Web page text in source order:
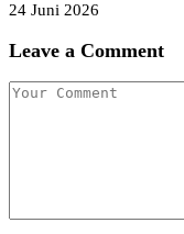
24 Juni 2026
Leave a Comment